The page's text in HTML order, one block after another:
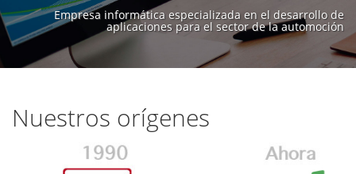
Empresa informática especializada en el desarrollo de
aplicaciones para el sector de la automoción
Nuestros orígenes